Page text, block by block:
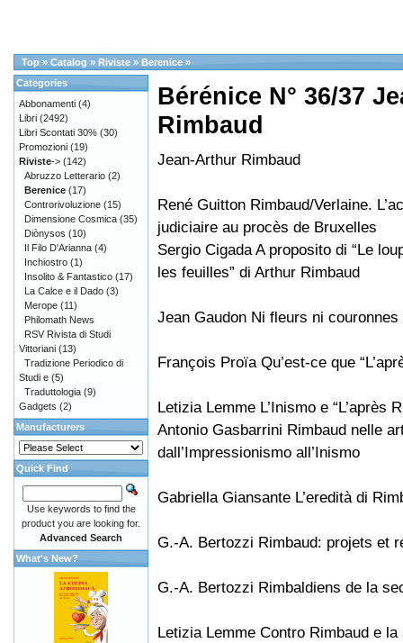
Top » Catalog » Riviste » Berenice »
Bérénice N° 36/37
Rimbaud
Jean-Arthur Rimbaud
René Guitton Rimbaud/Verlaine.
judiciaire au procès de Bruxelles
Sergio Cigada A proposito di “Le
les feuilles” di Arthur Rimbaud
Jean Gaudon Ni fleurs ni couronnes
François Proïa Qu’est-ce que
Letizia Lemme L’Inismo e “L’après
Antonio Gasbarrini Rimbaud nelle
dall’Impressionismo all’Inismo
Gabriella Giansante L’eredità di
G.-A. Bertozzi Rimbaud: projets et
G.-A. Bertozzi Rimbaldiens de la
Letizia Lemme Contro Rimbaud e
Categories
Abbonamenti (4)
Libri (2492)
Libri Scontati 30% (30)
Promozioni (19)
Riviste-> (142)
Abruzzo Letterario (2)
Berenice (17)
Controrivoluzione (15)
Dimensione Cosmica (35)
Diònysos (10)
Il Filo D'Arianna (4)
Inchiostro (1)
Insolito & Fantastico (17)
La Calce e il Dado (3)
Merope (11)
Philomath News
RSV Rivista di Studi
Vittoriani (13)
Tradizione Periodico di
Studi e (5)
Traduttologia (9)
Gadgets (2)
Manufacturers
Quick Find
Use keywords to find the
product you are looking for.
Advanced Search
What's New?